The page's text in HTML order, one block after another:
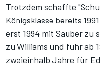
Trotzdem schaffte
Königsklasse bereits
erst 1994 mit Sauber zu
zu Williams und fuhr ab
zweieinhalb Jahre für